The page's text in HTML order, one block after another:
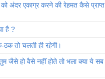
अंदर एकाग्र करने की रेहमत कैसे प्राप्त
है ?
तो चलती ही रहेगी।
जैसे हो वैसे नहीं होते तो भला क्या ये सब